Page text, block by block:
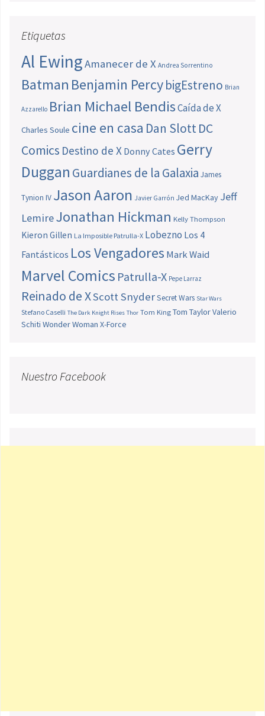
Etiquetas
Al EwingAmanecer de X Andrea Sorrentino
Batman Benjamin PercybigEstreno Brian
Azzarello Brian Michael BendisCaída de X
Charles Soule cine en casa Dan SlottDC
Comics Destino de X Donny Cates Gerry
Duggan Guardianes de la Galaxia James
Tynion IV Jason Aaron Javier Garrón Jed MacKay Jeff
LemireJonathan Hickman Kelly Thompson
Kieron Gillen La Imposible Patrulla-X Lobezno Los 4
Fantásticos Los Vengadores Mark Waid
Marvel Comics Patrulla-X Pepe Larraz
Reinado de XScott SnyderSecret Wars Star Wars
Stefano Caselli The Dark Knight Rises Thor Tom King Tom TaylorValerio
Schiti Wonder Woman X-Force
Nuestro Facebook